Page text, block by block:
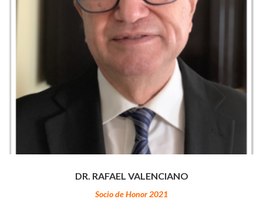
DR. RAFAEL VALENCIANO
Socio de Honor 2021